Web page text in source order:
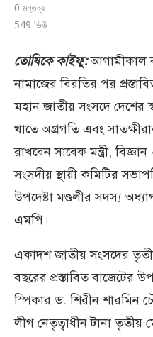
0 মন্তব্য
549 ভিউ
তোষিকে কাইফু: আগামীকাল
নামাজের বিরতির পর
মহান জাতীয় সংসদে দেশের
খাতে অগ্রগতি এবং
রাখবেন সাবেক মন্ত্রী,
সংসদীয় স্থায়ী কমিটির
উপদেষ্টা মণ্ডলীর সদস্য
এমপি।
একাদশ জাতীয় সংসদের
বছরের প্রস্তাবিত
স্পিকার ড. শিরীন শারমিন
লীগ নেতৃত্বাধীন টানা